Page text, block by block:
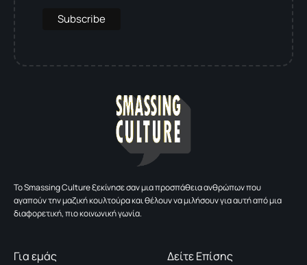
To Smassing Culture ξεκίνησε σαν μια προσπάθεια ανθρώπων που
αγαπούν την μαζική κουλτούρα και θέλουν να μιλήσουν για αυτή από μια
διαφορετική, πιο κοινωνική γωνία.
Για εμάς Δείτε Επίσης